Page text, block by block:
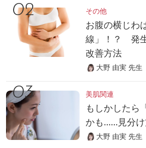
その他
お腹の横じわ
線」！？ 発
改善方法
大野 由実 先生
美肌関連
もしかしたら
かも……見分け
大野 由実 先生